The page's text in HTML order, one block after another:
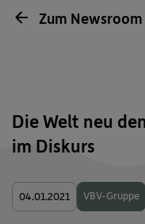
Zum Newsroom
Die Welt neu
im Diskurs
04.01.2021 VBV-Gruppe